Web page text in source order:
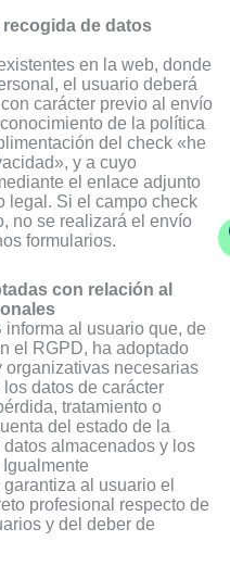
recogida de datos
en la web, donde
el usuario deberá
carácter previo al envío
de la política
del check «he
y a cuyo
el enlace adjunto
legal. Si el campo check
no se realizará el envío
formularios.
con relación al
informa al usuario que, de
el RGPD, ha adoptado
necesarias
datos de carácter
tratamiento o
del estado de la
almacenados y los
garantiza al usuario el
profesional respecto de
y del deber de